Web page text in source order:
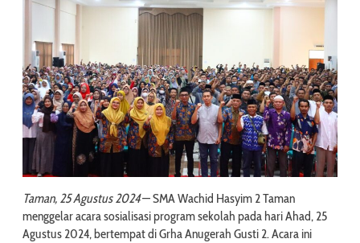
Taman, 25 Agustus 2024— SMA Wachid Hasyim 2 Taman
menggelar acara sosialisasi program sekolah pada hari Ahad, 25
Agustus 2024, bertempat di Grha Anugerah Gusti 2. Acara ini